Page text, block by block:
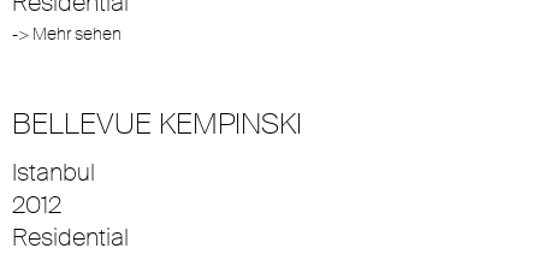
-> Mehr sehen
BELLEVUE KEMPINSKI
Istanbul
2012
Residential